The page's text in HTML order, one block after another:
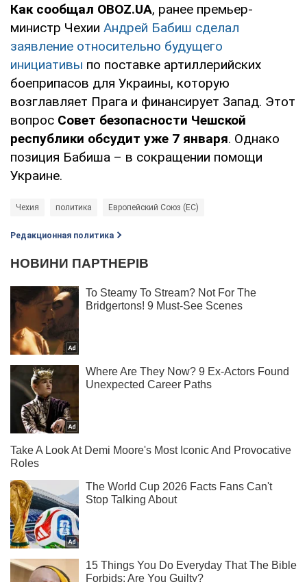
Как сообщал OBOZ.UA, ранее премьер-
министр Чехии Андрей Бабиш сделал
заявление относительно будущего
инициативы по поставке артиллерийских
боеприпасов для Украины, которую
возглавляет Прага и финансирует Запад. Этот
вопрос Совет безопасности Чешской
республики обсудит уже 7 января. Однако
позиция Бабиша – в сокращении помощи
Украине.
Чехия политика Европейский Союз (ЕС)
Редакционная политика